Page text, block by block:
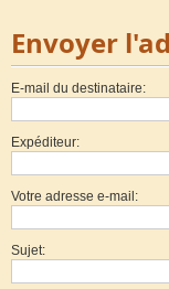
Envoyer
E-mail du destinataire:
Expéditeur:
Votre adresse e-mail:
Sujet: